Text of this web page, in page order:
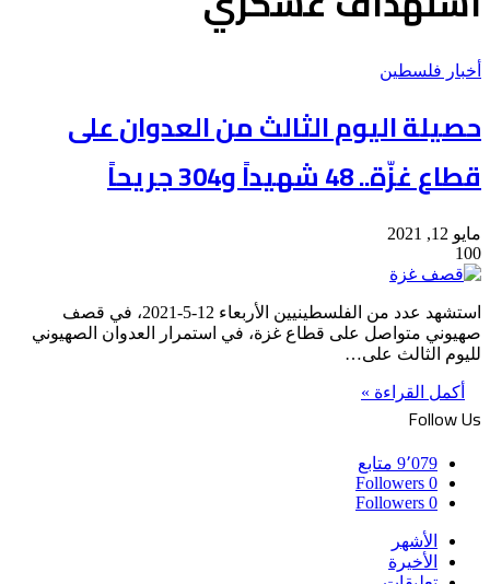
أخبار فلسطين
حصيلة اليوم الثالث من العدوان على
قطاع غزّة.. 48 شهيداً و304 جريحاً
مايو 12, 2021
100
استشهد عدد من الفلسطينيين الأربعاء 12-5-2021، في قصف
صهيوني متواصل على قطاع غزة، في استمرار العدوان الصهيوني
لليوم الثالث على…
أكمل القراءة »
Follow Us
9٬079 متابع
0
Followers
0
Followers
الأشهر
الأخيرة